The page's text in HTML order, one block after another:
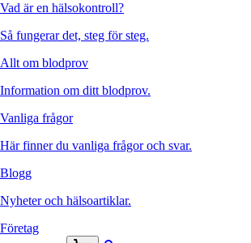
Vad är en hälsokontroll?
Så fungerar det, steg för steg.
Allt om blodprov
Information om ditt blodprov.
Vanliga frågor
Här finner du vanliga frågor och svar.
Blogg
Nyheter och hälsoartiklar.
Företag